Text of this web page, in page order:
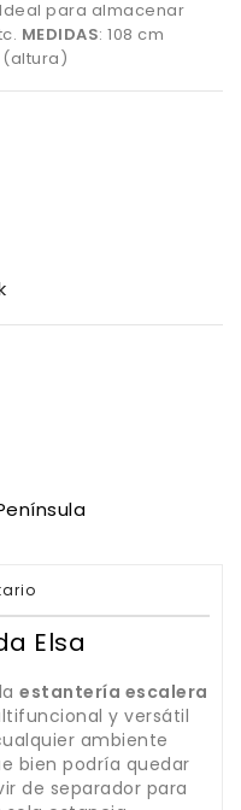
para almacenar
MEDIDAS: 108 cm
(altura)
Elsa
estantería escalera
y versátil
ambiente
bien podría quedar
de separador para